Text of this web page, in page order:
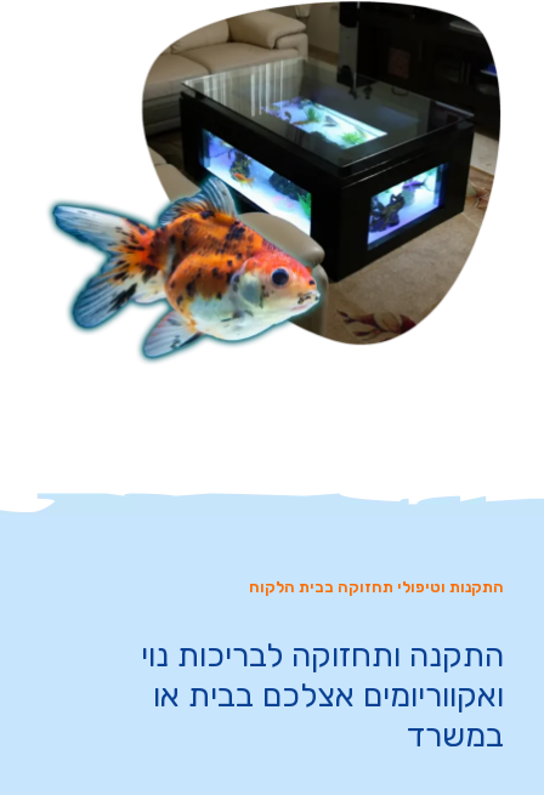
התקנות וטיפולי תחזוקה בבית הלקוח
התקנה ותחזוקה לבריכות נוי
ואקווריומים אצלכם בבית או
במשרד